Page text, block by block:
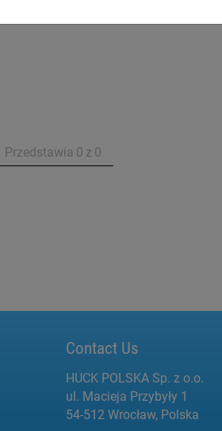
Przedstawia 0 z 0
Contact Us
HUCK POLSKA Sp. z o.o.
ul. Macieja Przybyły 1
54-512 Wrocław, Polska